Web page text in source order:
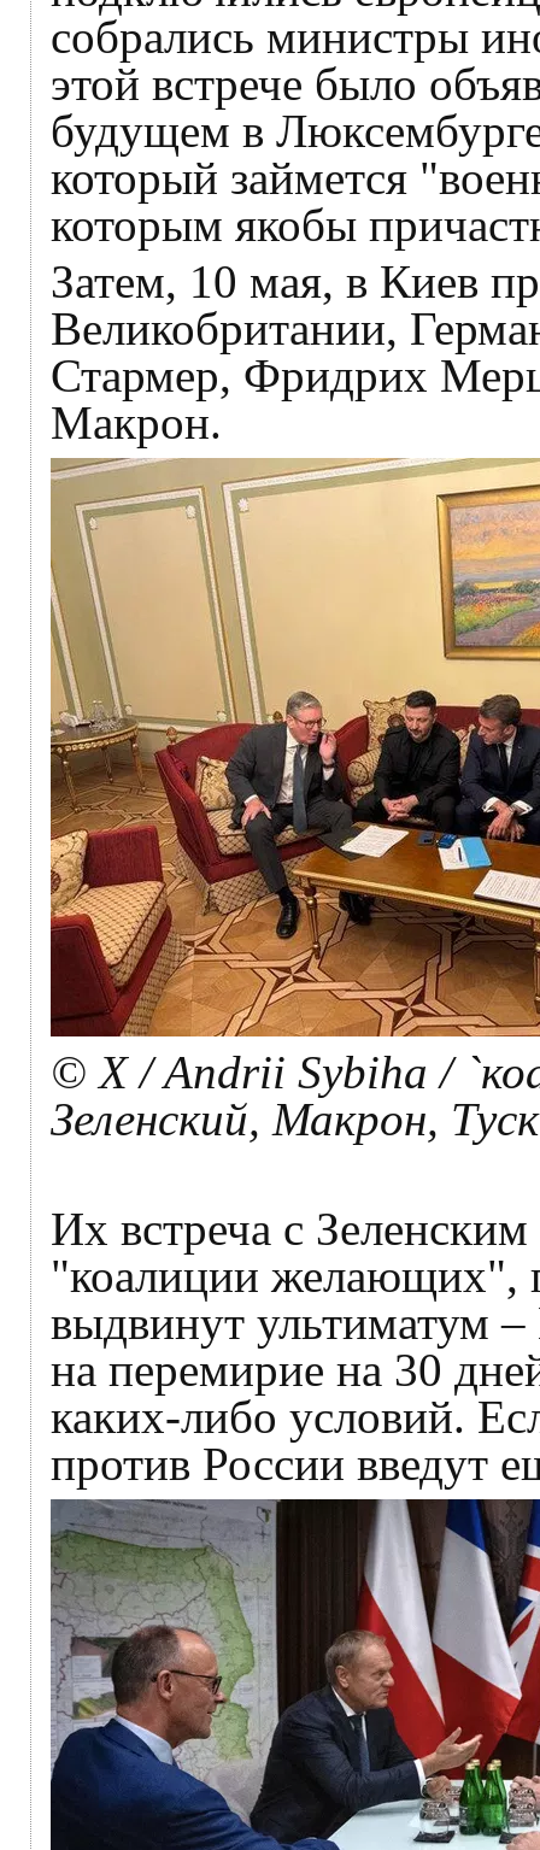
собрались министры
этой встрече было
будущем в
который займется
которым якобы
Затем, 10 мая, в Киев
Великобритании,
Стармер, Фридрих
Макрон.
© X / Andrii Sybiha /
Зеленский, Макрон,
Их встреча с
"коалиции желающих",
выдвинут ультиматум
на перемирие на 30
каких-либо условий.
против России введут